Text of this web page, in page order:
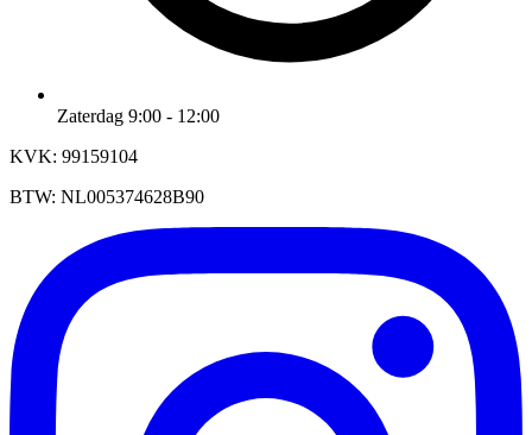
Zaterdag 9:00 - 12:00
KVK: 99159104
BTW: NL005374628B90